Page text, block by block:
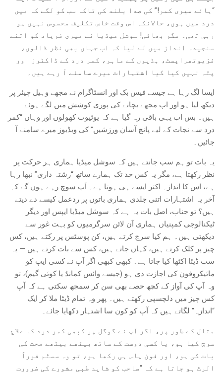
“ہائے میری کمر!” کی صدا بلند کی تاکہ سب کو لگے کہ میں
درد میں ہوں، حالانکہ اس وقت خاص تکلیف محسوس نہیں ہو
رہی تھی۔ مگر بھائی! سوشل میڈیا نے میری فریاد کو اتنے
سنجیدہ انداز میں لے لیا کہ اب جہاں بھی نظر ڈالوں،
فزیوتھراپسٹ، ہڈیوں کے ماہر، کمر درد کے ڈاکٹرز اور
پتہ نہیں کیا کیا اشتہارات میرے سامنے آ رہے ہیں۔
ایسا لگ رہا ہے جیسے فیس بک اور انسٹاگرام نے مجھے وہیل چیئر پر
دیکھ لیا ہو اور اب مجھے بچانے کی پوری کوشش میں لگے ہوئے
ہیں۔ بس اب یہی باقی رہ گیا ہے کہ یوٹیوب کھولوں اور وہاں “کمر
درد سے نجات کے لیے پانچ آسان ورزشیں” کی ویڈیوز میرے سامنے آ
جائیں۔
یہ بات تو ہم سب جانتے ہیں کہ سوشل میڈیا ہماری ہر حرکت پر
نظر رکھتا ہے، مگر یہ کس حد تک ہمارے ساتھ “رشتہ داری” نبھا رہا
ہے، اس کا اندازہ اکثر ایسے ہی ہوتا ہے۔ آپ سوچ رہے ہوں گے کہ
آخر یہ اشتہارات اتنی جلدی ہماری باتوں پر ردعمل کیسے دے دیتے
ہیں؟ تو جناب، اصل بات یہ ہے کہ سوشل میڈیا ایپس اور دیگر
ٹیکنالوجی کمپنیاں ہماری آن لائن سرگرمیوں کو بہت غور سے
دیکھتی ہیں۔ ہم کیا سرچ کرتے ہیں، کن پوسٹس پر رکتے ہیں، کس
چیز پر کلک کرتے ہیں، کہاں جاتے ہیں، کس سے بات کرتے ہیں — یہ
سب ڈیٹا اکٹھا کیا جاتا ہے۔ کبھی کبھی اگر آپ نے کسی ایپ کو
مائیکروفون کی اجازت دی ہو (جیسے وائس کمانڈ یا کوئی گیم)، تو
وہ آپ کی آواز کے کچھ حصے بھی سن کر سمجھ سکتی ہے کہ آپ
کس چیز میں دلچسپی رکھتے ہیں۔ پھر وہ تمام ڈیٹا ملا کر ایک
“اندازہ” لگاتے ہیں کہ آپ کو کون سا اشتہار دکھایا جائے۔
مثال کے طور پر، اگر آپ نے گوگل پر کبھی کمر درد کا علاج
سرچ کیا ہو، یا کسی دوست کے ساتھ بیٹھے بیٹھے صحت کی
بات کی ہو، اور فون پاس ہی رکھا ہو، تو وہ سسٹم فوراً
الرٹ ہو جاتا ہے کہ “صاحب کو شاید طبی مشورے کی ضرورت